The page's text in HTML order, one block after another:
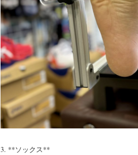
3. **ソックス**